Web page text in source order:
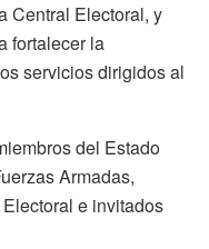
Central Electoral, y
fortalecer la
servicios dirigidos al
del Estado
Armadas,
e invitados